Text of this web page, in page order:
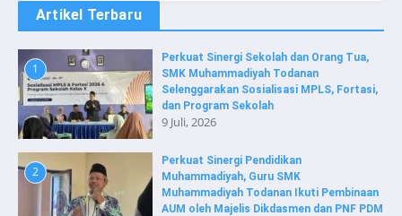
Artikel Terbaru
1
Perkuat Sinergi Sekolah dan Orang Tua,
SMK Muhammadiyah Todanan
Selenggarakan Sosialisasi MPLS, Fortasi,
dan Program Sekolah
9 Juli, 2026
2
Perkuat Sinergi Pendidikan
Muhammadiyah, Guru SMK
Muhammadiyah Todanan Ikuti Pembinaan
AUM oleh Majelis Dikdasmen dan PNF PDM